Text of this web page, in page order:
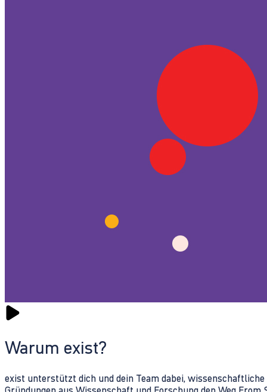
Warum exist?
exist unterstützt dich und dein Team dabei,